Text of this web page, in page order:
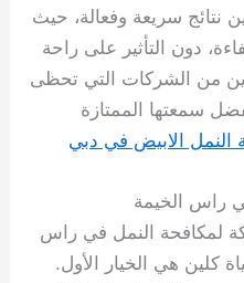
نتائج سريعة وفعالة، حيث
دون التأثير على راحة
من الشركات التي تحظى
سمعتها الممتازة
النمل الابيض في دبي
راس الخيمة
لمكافحة النمل في راس
كلين هي الخيار الأول.